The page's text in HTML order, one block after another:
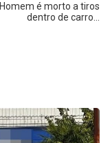
Homem é morto a tiros
dentro de carro…